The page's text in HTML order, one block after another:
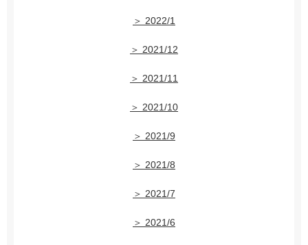
＞ 2022/1
＞ 2021/12
＞ 2021/11
＞ 2021/10
＞ 2021/9
＞ 2021/8
＞ 2021/7
＞ 2021/6